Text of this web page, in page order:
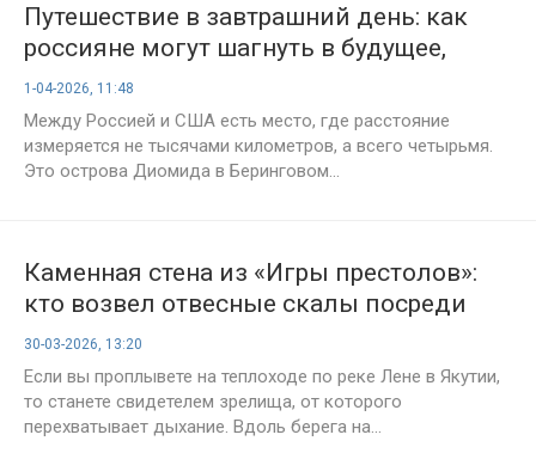
Путешествие в завтрашний день: как
россияне могут шагнуть в будущее,
просто прогулявшись по льду?
1-04-2026, 11:48
Между Россией и США есть место, где расстояние
измеряется не тысячами километров, а всего четырьмя.
Это острова Диомида в Беринговом...
Каменная стена из «Игры престолов»:
кто возвел отвесные скалы посреди
сибирской тайги?
30-03-2026, 13:20
Если вы проплывете на теплоходе по реке Лене в Якутии,
то станете свидетелем зрелища, от которого
перехватывает дыхание. Вдоль берега на...